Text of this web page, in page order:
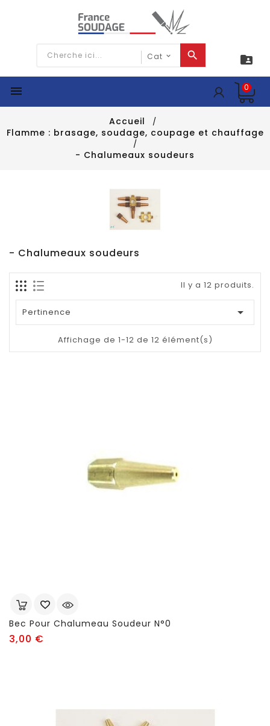

 0
Accueil
Flamme : brasage, soudage, coupage et chauffage
- Chalumeaux soudeurs
- Chalumeaux soudeurs
Il y a 12 produits.
Pertinence 
Affichage de 1-12 de 12 élément(s)
Bec Pour Chalumeau Soudeur N°0
3,00 €